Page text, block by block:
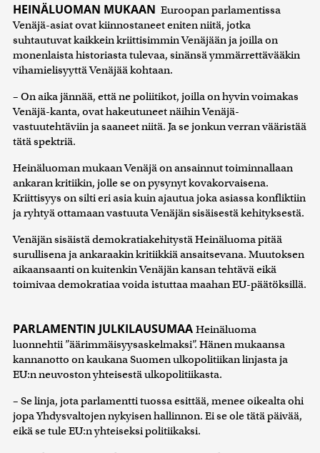
HEINÄLUOMAN MUKAAN Euroopan parlamentissa
Venäjä-asiat ovat kiinnostaneet eniten niitä, jotka
suhtautuvat kaikkein kriittisimmin Venäjään ja joilla on
monenlaista historiasta tulevaa, sinänsä ymmärrettävääkin
vihamielisyyttä Venäjää kohtaan.
– On aika jännää, että ne poliitikot, joilla on hyvin voimakas
Venäjä-kanta, ovat hakeutuneet näihin Venäjä-
vastuutehtäviin ja saaneet niitä. Ja se jonkun verran vääristää
tätä spektriä.
Heinäluoman mukaan Venäjä on ansainnut toiminnallaan
ankaran kritiikin, jolle se on pysynyt kovakorvaisena.
Kriittisyys on silti eri asia kuin ajautua joka asiassa konfliktiin
ja ryhtyä ottamaan vastuuta Venäjän sisäisestä kehityksestä.
Venäjän sisäistä demokratiakehitystä Heinäluoma pitää
surullisena ja ankaraakin kritiikkiä ansaitsevana. Muutoksen
aikaansaanti on kuitenkin Venäjän kansan tehtävä eikä
toimivaa demokratiaa voida istuttaa maahan EU-päätöksillä.
PARLAMENTIN JULKILAUSUMAA Heinäluoma
luonnehtii ”äärimmäisyysaskelmaksi”. Hänen mukaansa
kannanotto on kaukana Suomen ulkopolitiikan linjasta ja
EU:n neuvoston yhteisestä ulkopolitiikasta.
– Se linja, jota parlamentti tuossa esittää, menee oikealta ohi
jopa Yhdysvaltojen nykyisen hallinnon. Ei se ole tätä päivää,
eikä se tule EU:n yhteiseksi politiikaksi.